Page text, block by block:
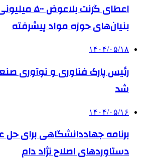
اعطای گرنت
بنیان‌های حوزه مواد پیشرفته
۱۴۰۴/۰۵/۱۸
رئیس پارک فناوری و نوآوری
شد
۱۴۰۴/۰۵/۱۶
برنامه جهاددانشگاهی برای حل
دستاوردهای اصلاح نژاد دام